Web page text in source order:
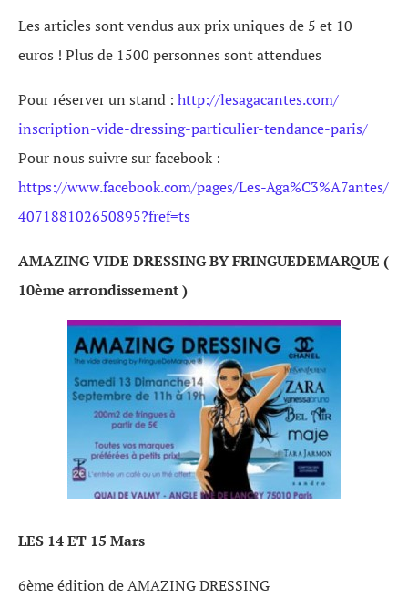
Les articles sont vendus aux prix uniques de 5 et 10
euros ! Plus de 1500 personnes sont attendues
Pour réserver un stand : http://lesagacantes.com/
inscription-vide-dressing-particulier-tendance-paris/
Pour nous suivre sur facebook :
https://www.facebook.com/pages/Les-Aga%C3%A7antes/
407188102650895?fref=ts
AMAZING VIDE DRESSING BY FRINGUEDEMARQUE (
10ème arrondissement )
LES 14 ET 15 Mars
6ème édition de AMAZING DRESSING